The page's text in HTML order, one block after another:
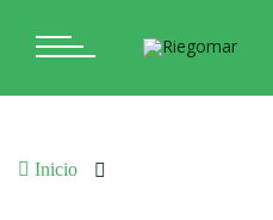
Inicio